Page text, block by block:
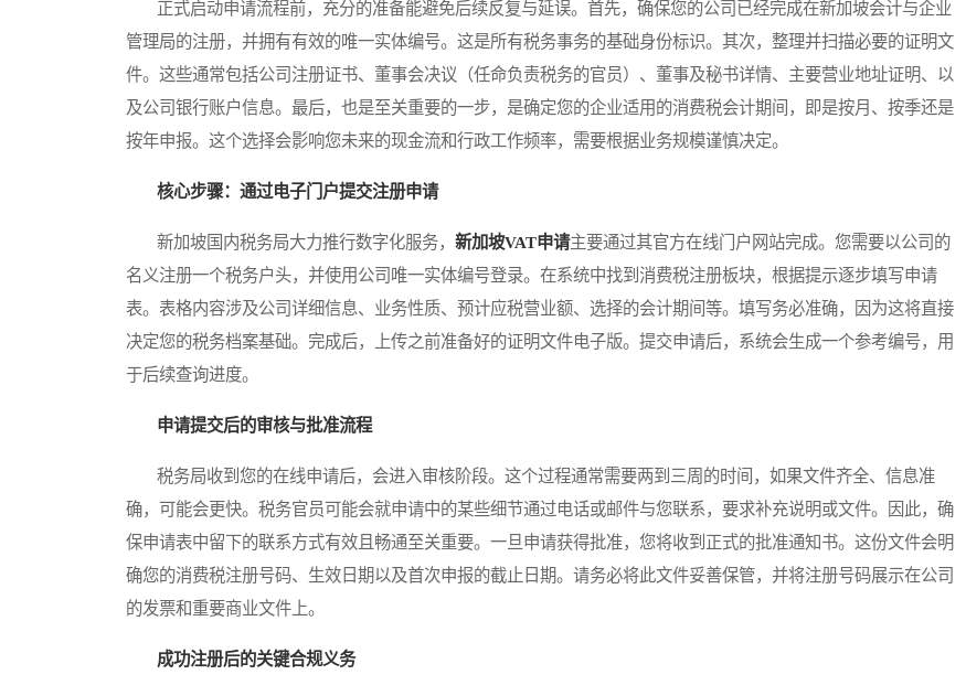
正式启动申请流程前，充分的准备能避免后续反复与延误。首先，确保您的公司已经完成在新加坡会计与企业
管理局的注册，并拥有有效的唯一实体编号。这是所有税务事务的基础身份标识。其次，整理并扫描必要的证明文
件。这些通常包括公司注册证书、董事会决议（任命负责税务的官员）、董事及秘书详情、主要营业地址证明、以
及公司银行账户信息。最后，也是至关重要的一步，是确定您的企业适用的消费税会计期间，即是按月、按季还是
按年申报。这个选择会影响您未来的现金流和行政工作频率，需要根据业务规模谨慎决定。
核心步骤：通过电子门户提交注册申请
新加坡国内税务局大力推行数字化服务， 新加坡VAT申请主要通过其官方在线门户网站完成。您需要以公司的
名义注册一个税务户头，并使用公司唯一实体编号登录。在系统中找到消费税注册板块，根据提示逐步填写申请
表。表格内容涉及公司详细信息、业务性质、预计应税营业额、选择的会计期间等。填写务必准确，因为这将直接
决定您的税务档案基础。完成后，上传之前准备好的证明文件电子版。提交申请后，系统会生成一个参考编号，用
于后续查询进度。
申请提交后的审核与批准流程
税务局收到您的在线申请后，会进入审核阶段。这个过程通常需要两到三周的时间，如果文件齐全、信息准
确，可能会更快。税务官员可能会就申请中的某些细节通过电话或邮件与您联系，要求补充说明或文件。因此，确
保申请表中留下的联系方式有效且畅通至关重要。一旦申请获得批准，您将收到正式的批准通知书。这份文件会明
确您的消费税注册号码、生效日期以及首次申报的截止日期。请务必将此文件妥善保管，并将注册号码展示在公司
的发票和重要商业文件上。
成功注册后的关键合规义务